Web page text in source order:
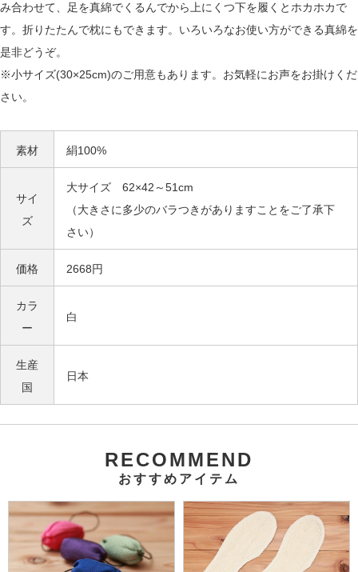
み合わせて、足を真綿でくるんでから上にくつ下を履くとホカホカで
す。折りたたんで枕にもできます。いろいろなお使い方ができる真綿を
是非どうぞ。
※小サイズ(30×25cm)のご用意もあります。お気軽にお声をお掛けくだ
さい。
素材 絹100%
サイ
ズ
大サイズ 62×42～51cm
（大きさに多少のバラつきがありますことをご了承下
さい）
価格 2668円
カラ
ー
白
生産
国
日本
RECOMMEND
おすすめアイテム